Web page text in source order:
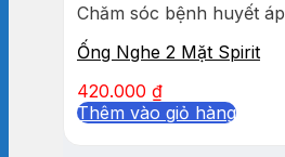
Chăm sóc bệnh huyết áp
Ống Nghe 2 Mặt Spirit
420.000 ₫
Thêm vào giỏ hàng